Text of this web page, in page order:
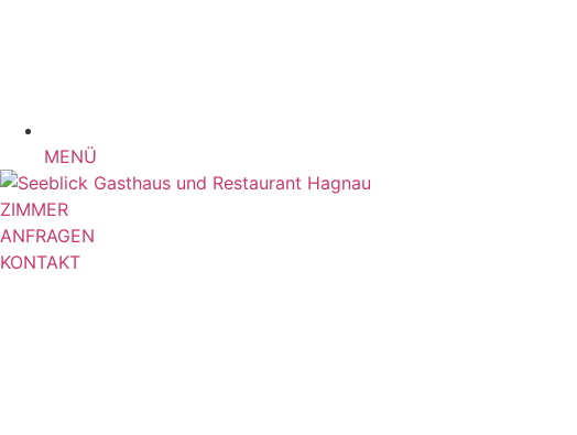
MENÜ
ZIMMER
ANFRAGEN
KONTAKT